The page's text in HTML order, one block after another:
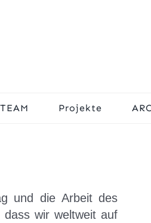
TEAM Projekte
und die Arbeit des
wir weltweit auf